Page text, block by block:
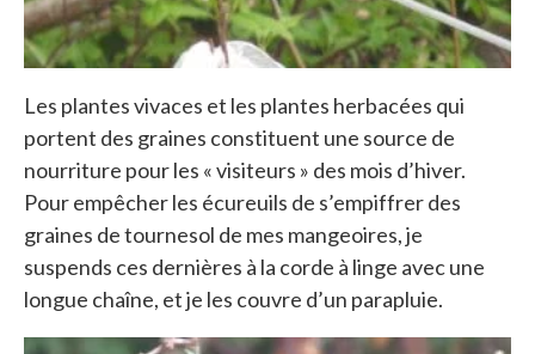
Les plantes vivaces et les plantes herbacées qui
portent des graines constituent une source de
nourriture pour les « visiteurs » des mois d’hiver.
Pour empêcher les écureuils de s’empiffrer des
graines de tournesol de mes mangeoires, je
suspends ces dernières à la corde à linge avec une
longue chaîne, et je les couvre d’un parapluie.